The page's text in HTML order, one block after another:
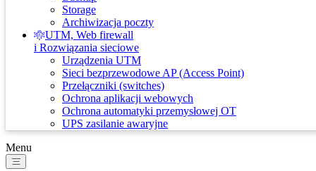
Storage
Archiwizacja poczty
UTM, Web firewall
i Rozwiązania sieciowe
Urządzenia UTM
Sieci bezprzewodowe AP (Access Point)
Przełączniki (switches)
Ochrona aplikacji webowych
Ochrona automatyki przemysłowej OT
UPS zasilanie awaryjne
Menu